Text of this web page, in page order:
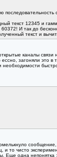
текст 12345 и
И так до
текст и
открытые каналы
загоняли
и то чисто
Еще одна